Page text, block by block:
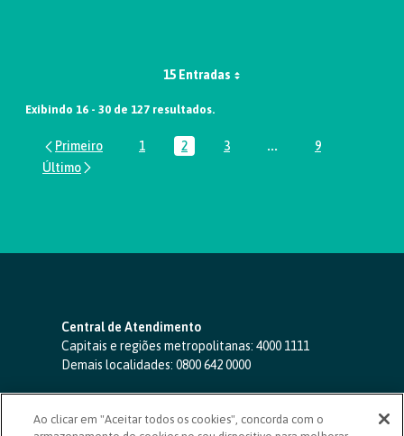
15 Entradas
Exibindo 16 - 30 de 127 resultados.
Página
1 Página
2 Página
3 ...PáginasPágina
9
Central de Atendimento
Capitais e regiões metropolitanas: 4000 1111
Demais localidades: 0800 642 0000
SAC 24 horas-0800 724 4420
Ouvidoria
Ao clicar em "Aceitar todos os cookies", concorda com o